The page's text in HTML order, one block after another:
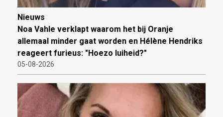
Nieuws
Noa Vahle verklapt waarom het bij Oranje
allemaal minder gaat worden en Hélène Hendriks
reageert furieus: "Hoezo luiheid?"
05-08-2026